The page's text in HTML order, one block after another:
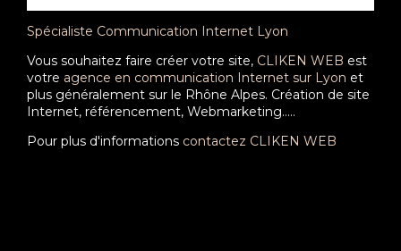
Spécialiste Communication Internet Lyon
Vous souhaitez faire créer votre site, CLIKEN WEB est
votre agence en communication Internet sur Lyon et
plus généralement sur le Rhône Alpes. Création de site
Internet, référencement, Webmarketing…..
Pour plus d'informations contactez CLIKEN WEB